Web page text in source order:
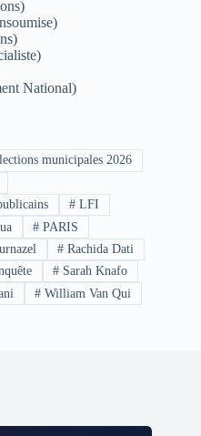
National)
municipales 2026
# LFI
# PARIS
# Rachida Dati
# Sarah Knafo
# William Van Qui